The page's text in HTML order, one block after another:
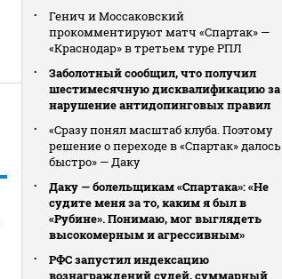
Генич и Моссаковский
прокомментируют матч «Спартак» —
«Краснодар» в третьем туре РПЛ
Заболотный сообщил, что получил
шестимесячную дисквалификацию за
нарушение антидопинговых правил
«Сразу понял масштаб клуба. Поэтому
решение о переходе в «Спартак» далось
быстро» — Даку
Даку — болельщикам «Спартака»: «Не
судите меня за то, каким я был в
«Рубине». Понимаю, мог выглядеть
высокомерным и агрессивным»
РФС запустил индексацию
вознаграждений судей, суммарный